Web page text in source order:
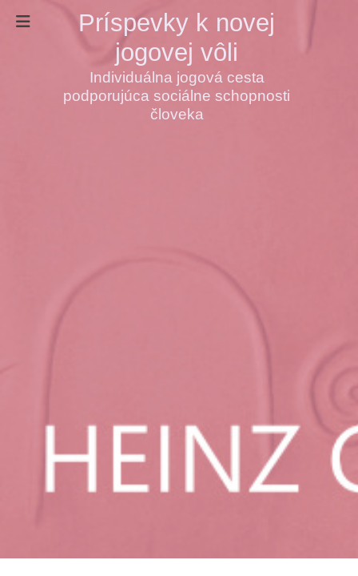
Príspevky k novej
jogovej vôli
Individuálna jogová cesta
podporujúca sociálne schopnosti
človeka